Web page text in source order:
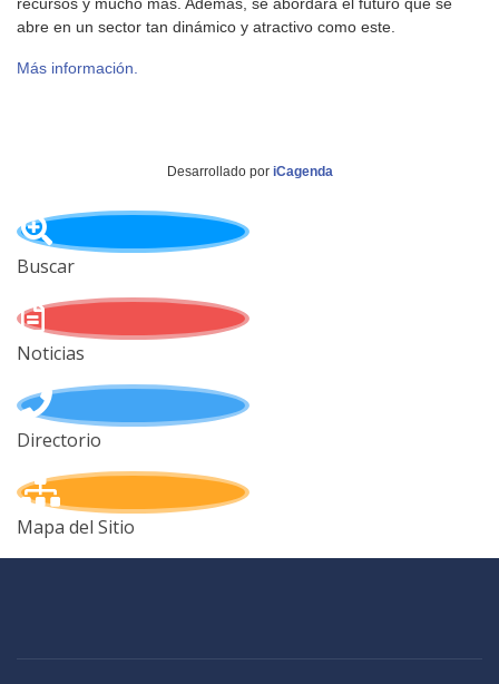
recursos y mucho más. Además, se abordará el futuro que se
abre en un sector tan dinámico y atractivo como este.
Más información.
Desarrollado por iCagenda
Buscar
Noticias
Directorio
Mapa del Sitio